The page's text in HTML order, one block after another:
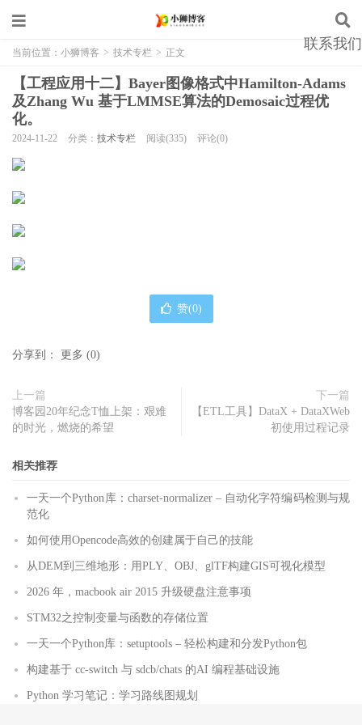
联系我们
当前位置： 小狮博客 > 技术专栏 > 正文
【工程应用十二】Bayer图像格式中Hamilton-Adams
及Zhang Wu 基于LMMSE算法的Demosaic过程优
化。
2024-11-22 分类： 技术专栏 阅读(335) 评论(0)
赞(0)
分享到： 更多 (0)
上一篇
博客园20年纪念T恤上架：艰难
的时光，燃烧的希望
下一篇
【ETL工具】DataX + DataXWeb
初使用过程记录
相关推荐
一天一个Python库：charset-normalizer – 自动化字符编码检测与规
范化
如何使用Opencode高效的创建属于自己的技能
从DEM到三维地形：用PLY、OBJ、glTF构建GIS可视化模型
2026 年，macbook air 2015 升级硬盘注意事项
STM32之控制变量与函数的存储位置
一天一个Python库：setuptools – 轻松构建和分发Python包
构建基于 cc-switch 与 sdcb/chats 的AI 编程基础设施
Python 学习笔记：学习路线图规划